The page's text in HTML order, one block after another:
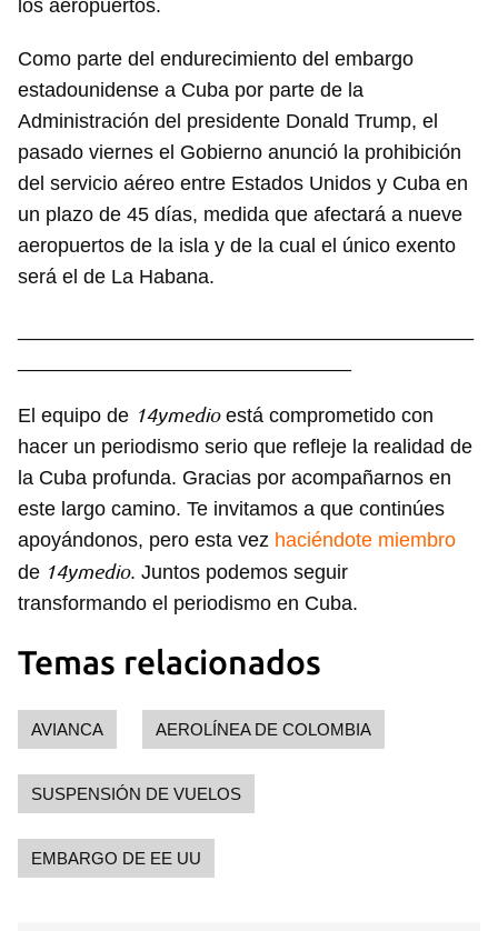
INICIAR SESIÓN CANCELAR
los aeropuertos.
Como parte del endurecimiento del embargo
estadounidense a Cuba por parte de la
Administración del presidente Donald Trump, el
pasado viernes el Gobierno anunció la prohibición
del servicio aéreo entre Estados Unidos y Cuba en
un plazo de 45 días, medida que afectará a nueve
aeropuertos de la isla y de la cual el único exento
será el de La Habana.
El equipo de 14ymedioestá comprometido con
hacer un periodismo serio que refleje la realidad de
la Cuba profunda. Gracias por acompañarnos en
este largo camino. Te invitamos a que continúes
apoyándonos, pero esta vez haciéndote miembro
de 14ymedio. Juntos podemos seguir
transformando el periodismo en Cuba.
Temas relacionados
AVIANCA AEROLÍNEA DE COLOMBIA
SUSPENSIÓN DE VUELOS
EMBARGO DE EE UU